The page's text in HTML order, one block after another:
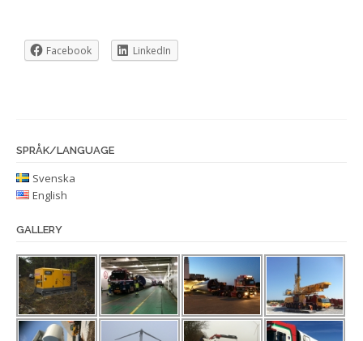
Facebook LinkedIn
SPRÅK/LANGUAGE
Svenska
English
GALLERY